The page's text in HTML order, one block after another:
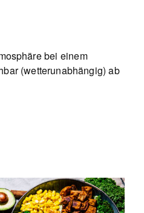
bei einem
(wetterunabhängig) ab